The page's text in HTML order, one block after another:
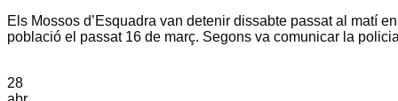
Els Mossos d’Esquadra van detenir dissabte passat al matí
població el passat 16 de març. Segons va comunicar la
28